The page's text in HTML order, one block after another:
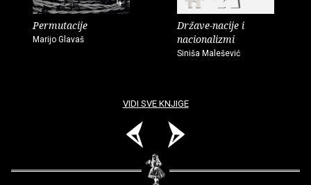
Permutacije
Marijo Glavaš
Države-nacije i
nacionalizmi
Siniša Malešević
VIDI SVE KNJIGE